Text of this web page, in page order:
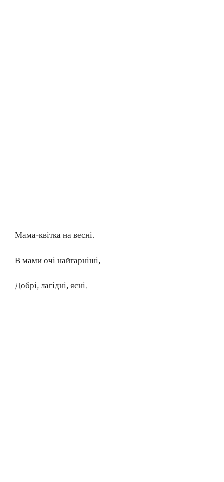
Мама-квітка на весні.
В мами очі найгарніші,
Добрі, лагідні, ясні.